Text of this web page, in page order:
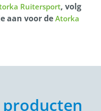
Ruitersport, volg
aan voor de Atorka